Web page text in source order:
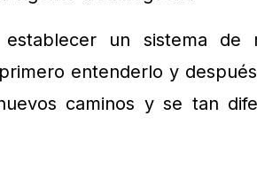
establecer un sistema
entenderlo y
caminos y se tan